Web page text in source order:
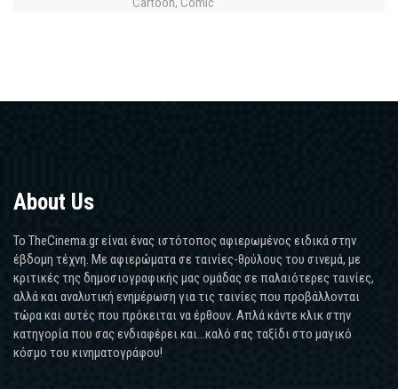
,
About Us
Το TheCinema.gr είναι ένας ιστότοπος αφιερωμένος ειδικά στην
έβδομη τέχνη. Με αφιερώματα σε ταινίες-θρύλους του σινεμά, με
κριτικές της δημοσιογραφικής μας ομάδας σε παλαιότερες ταινίες,
αλλά και αναλυτική ενημέρωση για τις ταινίες που προβάλλονται
τώρα και αυτές που πρόκειται να έρθουν. Απλά κάντε κλικ στην
κατηγορία που σας ενδιαφέρει και...καλό σας ταξίδι στο μαγικό
κόσμο του κινηματογράφου!